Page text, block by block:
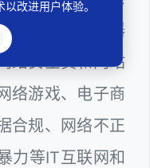
和 WEB服务器
络安全员和网站
络游戏、电子商
合规、网络不正
力等IT互联网和
改进用户体验。